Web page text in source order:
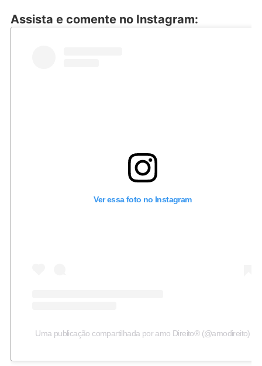
Assista e comente no Instagram:
Ver essa foto no Instagram
Uma publicação compartilhada por amo Direito® (@amodireito)